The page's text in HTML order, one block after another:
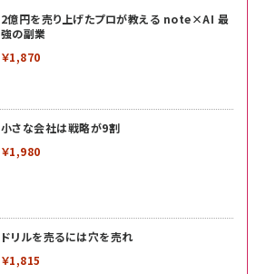
2億円を売り上げたプロが教える note×AI 最
強の副業
￥1,870
小さな会社は戦略が9割
￥1,980
ドリルを売るには穴を売れ
￥1,815